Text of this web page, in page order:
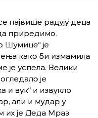
највише радују деца
приредимо.
Шумице“ је
како би измамила
је успела. Велики
је
и вук“ и извукло
али и мудар у
их је Деда Мраз